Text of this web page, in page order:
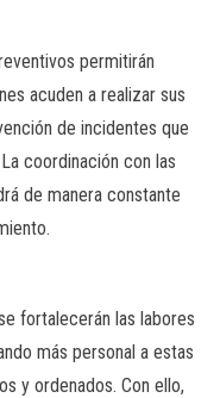
permitirán
acuden a realizar sus
de incidentes que
coordinación con las
de manera constante
fortalecerán las labores
más personal a estas
y ordenados. Con ello,